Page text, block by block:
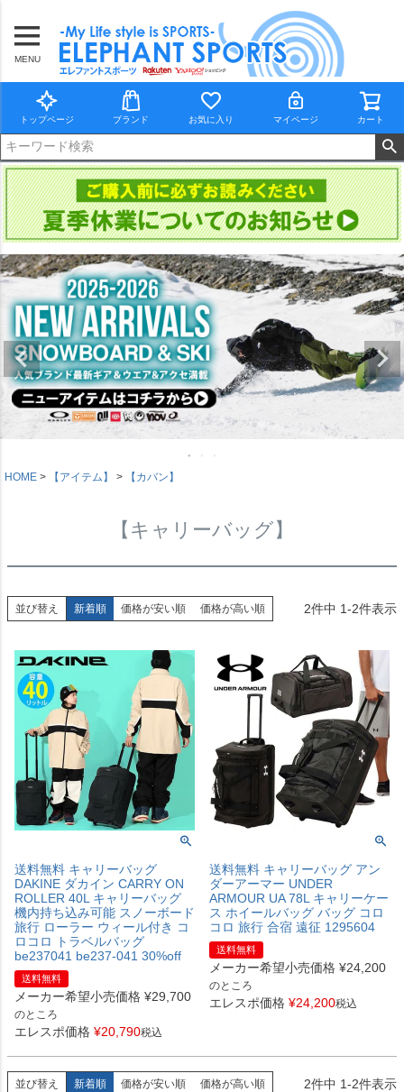
MENU
トップページ ブランド お気に入り マイページ カート
HOME 【アイテム】 【カバン】
【キャリーバッグ】
並び替え 新着順 価格が安い順 価格が高い順 2件中 1-2件表示
送料無料 キャリーバッグ
DAKINE ダカイン CARRY ON
ROLLER 40L キャリーバッグ
機内持ち込み可能 スノーボード
旅行 ローラー ウィール付き コ
ロコロ トラベルバッグ
be237041 be237-041 30%off
送料無料
メーカー希望小売価格 ¥29,700
のところ
エレスポ価格 ¥20,790税込
送料無料 キャリーバッグ アン
ダーアーマー UNDER
ARMOUR UA 78L キャリーケー
ス ホイールバッグ バッグ コロ
コロ 旅行 合宿 遠征 1295604
送料無料
メーカー希望小売価格 ¥24,200
のところ
エレスポ価格 ¥24,200税込
並び替え 新着順 価格が安い順 価格が高い順 2件中 1-2件表示